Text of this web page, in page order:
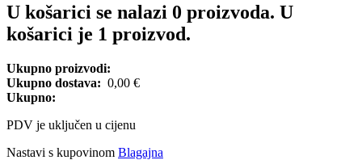
U košarici se nalazi 0 proizvoda. U
košarici je 1 proizvod.
Ukupno proizvodi:
Ukupno dostava: 0,00 €
Ukupno:
PDV je uključen u cijenu
Nastavi s kupovinom Blagajna